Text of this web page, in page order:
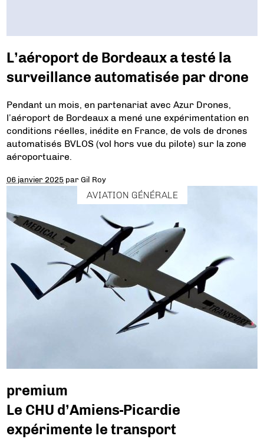
L’aéroport de Bordeaux a testé la
surveillance automatisée par drone
Pendant un mois, en partenariat avec Azur Drones,
l’aéroport de Bordeaux a mené une expérimentation en
conditions réelles, inédite en France, de vols de drones
automatisés BVLOS (vol hors vue du pilote) sur la zone
aéroportuaire.
06 janvier 2025 parGil Roy
AVIATION GÉNÉRALE
premium
Le CHU d’Amiens-Picardie
expérimente le transport